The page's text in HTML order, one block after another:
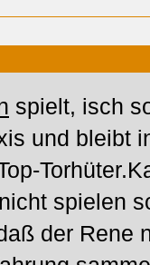
spielt, isch
und bleibt
spielen
der Rene